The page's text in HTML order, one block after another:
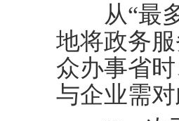
从“最多
地将政务
众办事省
与企业需